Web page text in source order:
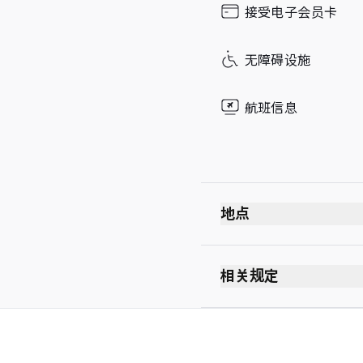
Sunday接受电子会员卡
无障碍设施
航班信息
地点
相关规定